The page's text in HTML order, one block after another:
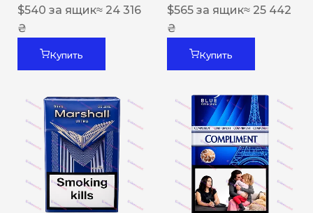
$540 за ящик≈ 24 316
₴
Купить
$565 за ящик≈ 25 442
₴
Купить